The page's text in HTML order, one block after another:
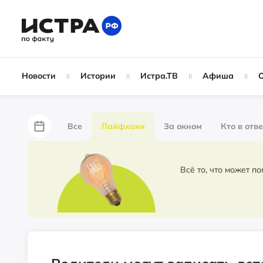
Новости Истории Истра.ТВ Афиша
Все Лайфхаки За окном Кто в
За забором
Партнёрский материал
Всё то, что может